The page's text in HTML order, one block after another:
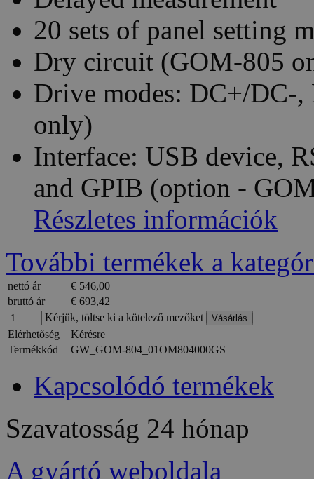
20 sets of panel setting
Dry circuit (GOM-805
Drive modes: DC+/DC-
only)
Interface: USB device,
and GPIB (option -
Részletes információk
További termékek a
nettó ár
€ 546,00
bruttó ár
€ 693,42
Kérjük, töltse ki a kötelező mezőket
Elérhetőség
Kérésre
Termékkód
GW_GOM-804_01OM804000GS
Kapcsolódó termékek
Szavatosság 24 hónap
A gyártó weboldala